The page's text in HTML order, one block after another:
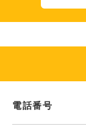
電話番号